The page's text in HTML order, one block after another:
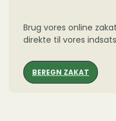
Brug vores online
direkte til vores
BEREGN ZAKAT